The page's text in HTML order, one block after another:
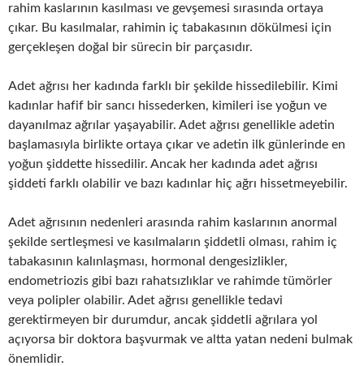
rahim kaslarının kasılması ve gevşemesi sırasında ortaya
çıkar. Bu kasılmalar, rahimin iç tabakasının dökülmesi için
gerçekleşen doğal bir sürecin bir parçasıdır.
Adet ağrısı her kadında farklı bir şekilde hissedilebilir. Kimi
kadınlar hafif bir sancı hissederken, kimileri ise yoğun ve
dayanılmaz ağrılar yaşayabilir. Adet ağrısı genellikle adetin
başlamasıyla birlikte ortaya çıkar ve adetin ilk günlerinde en
yoğun şiddette hissedilir. Ancak her kadında adet ağrısı
şiddeti farklı olabilir ve bazı kadınlar hiç ağrı hissetmeyebilir.
Adet ağrısının nedenleri arasında rahim kaslarının anormal
şekilde sertleşmesi ve kasılmaların şiddetli olması, rahim iç
tabakasının kalınlaşması, hormonal dengesizlikler,
endometriozis gibi bazı rahatsızlıklar ve rahimde tümörler
veya polipler olabilir. Adet ağrısı genellikle tedavi
gerektirmeyen bir durumdur, ancak şiddetli ağrılara yol
açıyorsa bir doktora başvurmak ve altta yatan nedeni bulmak
önemlidir.